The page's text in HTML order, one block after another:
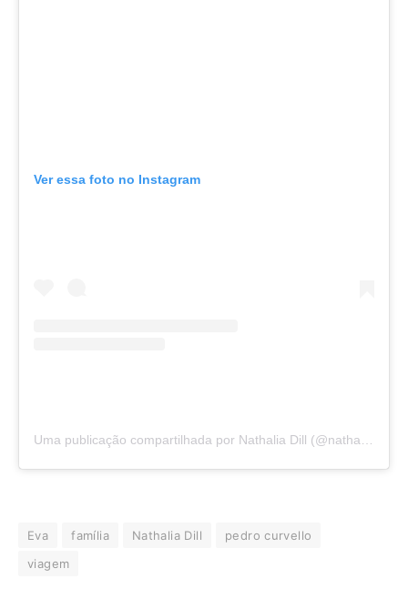
Ver essa foto no Instagram
Eva família Nathalia Dill
pedro curvello
viagem